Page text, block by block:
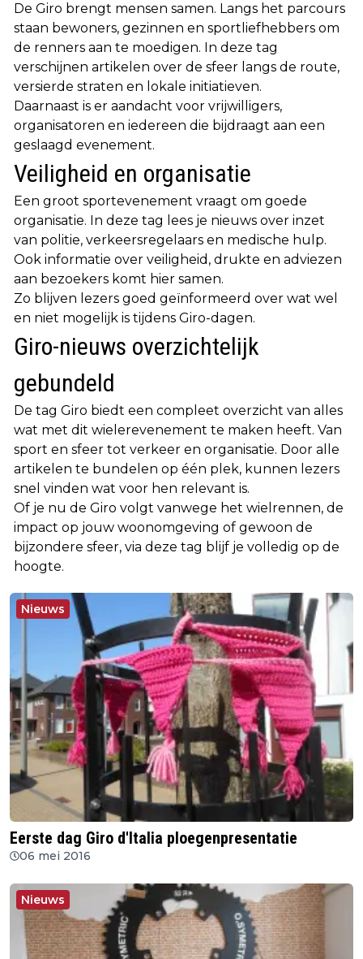
De Giro brengt mensen samen. Langs het parcours
staan bewoners, gezinnen en sportliefhebbers om
de renners aan te moedigen. In deze tag
verschijnen artikelen over de sfeer langs de route,
versierde straten en lokale initiatieven.
Daarnaast is er aandacht voor vrijwilligers,
organisatoren en iedereen die bijdraagt aan een
geslaagd evenement.
Veiligheid en organisatie
Een groot sportevenement vraagt om goede
organisatie. In deze tag lees je nieuws over inzet
van politie, verkeersregelaars en medische hulp.
Ook informatie over veiligheid, drukte en adviezen
aan bezoekers komt hier samen.
Zo blijven lezers goed geïnformeerd over wat wel
en niet mogelijk is tijdens Giro-dagen.
Giro-nieuws overzichtelijk
gebundeld
De tag Giro biedt een compleet overzicht van alles
wat met dit wielerevenement te maken heeft. Van
sport en sfeer tot verkeer en organisatie. Door alle
artikelen te bundelen op één plek, kunnen lezers
snel vinden wat voor hen relevant is.
Of je nu de Giro volgt vanwege het wielrennen, de
impact op jouw woonomgeving of gewoon de
bijzondere sfeer, via deze tag blijf je volledig op de
hoogte.
Nieuws
Eerste dag Giro d'Italia ploegenpresentatie
06 mei 2016
Nieuws